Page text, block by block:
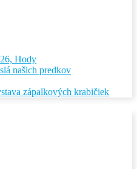
Hody
našich predkov
zápalkových krabičiek